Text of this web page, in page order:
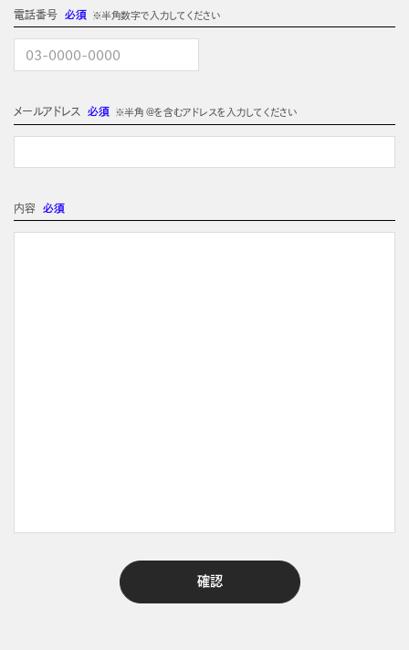
電話番号必須 ※半角数字で入力してください
メールアドレス 必須 ※半角 @を含むアドレスを入力してください
内容 必須